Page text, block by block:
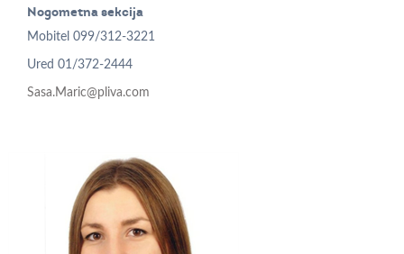
Nogometna sekcija
Mobitel099/312-3221
Ured01/372-2444
Sasa.Maric@pliva.com